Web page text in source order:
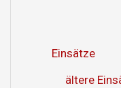
Einsätze
ältere